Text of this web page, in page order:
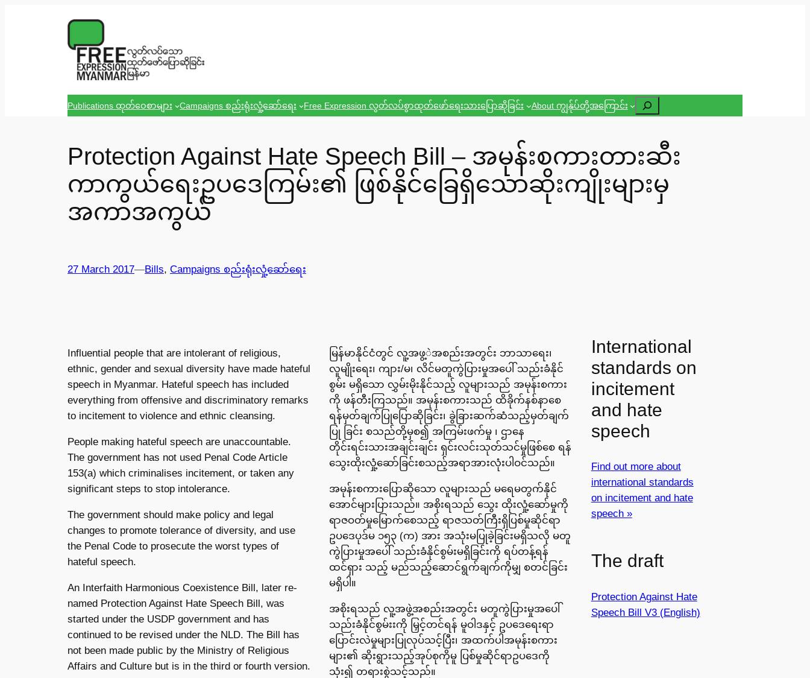
Publications ထုတ်ဝေစာများ Campaigns စည်းရုံးလှုံ့ဆော်ရေး Free Expression လွတ်လပ်စွာထုတ်ဖော်ရေးသားပြောဆိုခြင်း About ကျွန်ုပ်တို့အကြောင်း Search
Protection Against Hate Speech Bill – အမုန်းစကားတားဆီး
ကာကွယ်ရေးဥပဒေကြမ်း၏ ဖြစ်နိုင်ခြေရှိသောဆိုးကျိုးများမှ
အကာအကွယ်
27 March 2017—Bills, Campaigns စည်းရုံးလှုံ့ဆော်ရေး
Influential people that are intolerant of religious,
ethnic, gender and sexual diversity have made hateful
speech in Myanmar. Hateful speech has included
everything from offensive and discriminatory remarks
to incitement to violence and ethnic cleansing.
People making hateful speech are unaccountable.
The government has not used Penal Code Article
153(a) which criminalises incitement, or taken any
significant steps to stop intolerance.
The government should make policy and legal
changes to promote tolerance of diversity, and use
the Penal Code to prosecute the worst types of
hateful speech.
An Interfaith Harmonious Coexistence Bill, later re-
named Protection Against Hate Speech Bill, was
started under the USDP government and has
continued to be revised under the NLD. The Bill has
not been made public by the Ministry of Religious
Affairs and Culture but is in the third or fourth version.
မြန်မာနိုင်ငံတွင် လူ့အဖွ့ဲအစည်းအတွင်း ဘာသာရေး၊
လူမျိုးရေး၊ ကျား/မ၊ လိင်မတူကွဲပြားမှုအပေါ် သည်းခံနိုင်
စွမ်း မရှိသော လွှမ်းမိုးနိုင်သည့် လူများသည် အမုန်းစကား
ကို ဖန်တီးကြသည်။ အမုန်းစကားသည် ထိခိုက်နစ်နာစေ
ရန်မှတ်ချက်ပြုပြောဆိုခြင်း၊ ခွဲခြားဆက်ဆံသည့်မှတ်ချက်
ပြု ခြင်း စသည်တို့မှစ၍ အကြမ်းဖက်မှု ၊ ဌာနေ
တိုင်းရင်းသားအချင်းချင်း ရှင်းလင်းသုတ်သင်မှုဖြစ်စေ ရန်
သွေးထိုးလှုံ့ဆော်ခြင်းစသည့်အရာအားလုံးပါဝင်သည်။
အမုန်းစကားပြောဆိုသော လူများသည် မရေမတွက်နိုင်
အောင်များပြားသည်။ အစိုးရသည် သွေး ထိုးလှုံ့ဆော်မှုကို
ရာဇဝတ်မှုမြောက်စေသည့် ရာဇသတ်ကြီးရှိပြစ်မှုဆိုင်ရာ
ဥပဒေပုဒ်မ ၁၅၃ (က) အား အသုံးမပြုခဲ့ခြင်းမရှိသလို မတူ
ကွဲပြားမှုအပေါ် သည်းခံနိုင်စွမ်းမရှိခြင်းကို ရပ်တန့်ရန်
ထင်ရှား သည့် မည်သည့်ဆောင်ရွက်ချက်ကိုမျှ စတင်ခြင်း
မရှိပါ။
အစိုးရသည် လူ့အဖွဲ့အစည်းအတွင်း မတူကွဲပြားမှုအပေါ်
သည်းခံနိုင်စွမ်းးကို မြှင့်တင်ရန် မူဝါဒနှင့် ဥပဒေရေးရာ
ပြောင်းလဲမှုများပြုလုပ်သင့်ပြီး၊ အထက်ပါအမုန်းစကား
များ၏ ဆိုးရွားသည့်အုပ်စုကိုမူ ပြစ်မှုဆိုင်ရာဥပဒေကို
သုံး၍ တရားစွဲသင့်သည်။
International
standards on
incitement
and hate
speech
Find out more about
international standards
on incitement and hate
speech »
The draft
Protection Against Hate
Speech Bill V3 (English)